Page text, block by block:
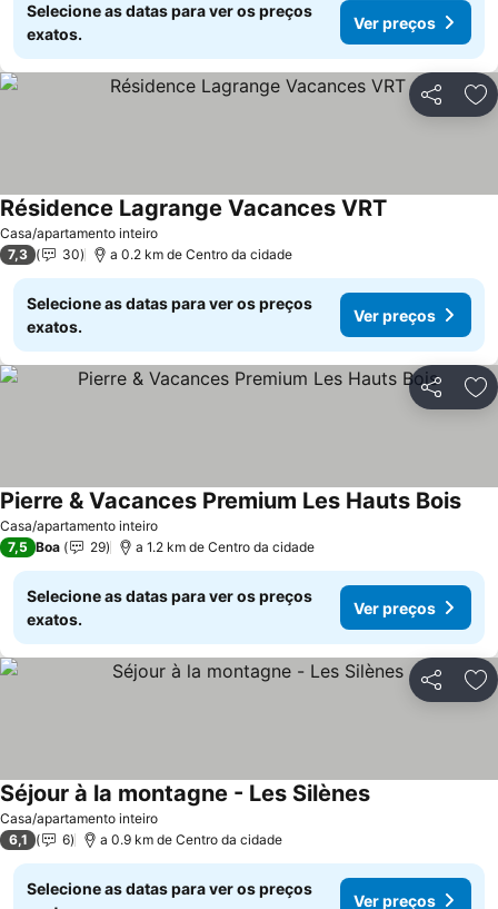
Selecione as datas para ver os preços
exatos.
Ver preços
Partilhar
Casa/apartamento inteiro
Résidence Lagrange Vacances VRT
7,3 30 a 0.2 km de Centro da cidade
Selecione as datas para ver os preços
exatos.
Ver preços
Partilhar
Casa/apartamento inteiro
Pierre & Vacances Premium Les Hauts Bois
7,5 Boa 29 a 1.2 km de Centro da cidade
Selecione as datas para ver os preços
exatos.
Ver preços
Partilhar
Casa/apartamento inteiro
Séjour à la montagne - Les Silènes
6,1 6 a 0.9 km de Centro da cidade
Selecione as datas para ver os preços
Ver preços